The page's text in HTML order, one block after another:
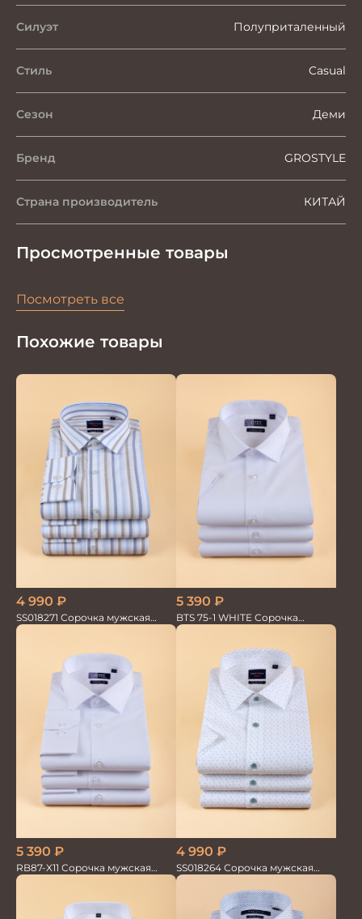
Силуэт Полуприталенный
Стиль Casual
Сезон Деми
Бренд GROSTYLE
Страна производитель КИТАЙ
Просмотренные товары
Посмотреть все
Похожие товары
4 990 ₽
SS018271 Сорочка мужская
GROSTYLE TRENDY
5 390 ₽
BTS 75-1 WHITE Сорочка
5 390 ₽
RB87-X11 Сорочка мужская
белая бамбук/хлопок
4 990 ₽
SS018264 Сорочка мужская
кор.рукав GROSTYLE TRENDY